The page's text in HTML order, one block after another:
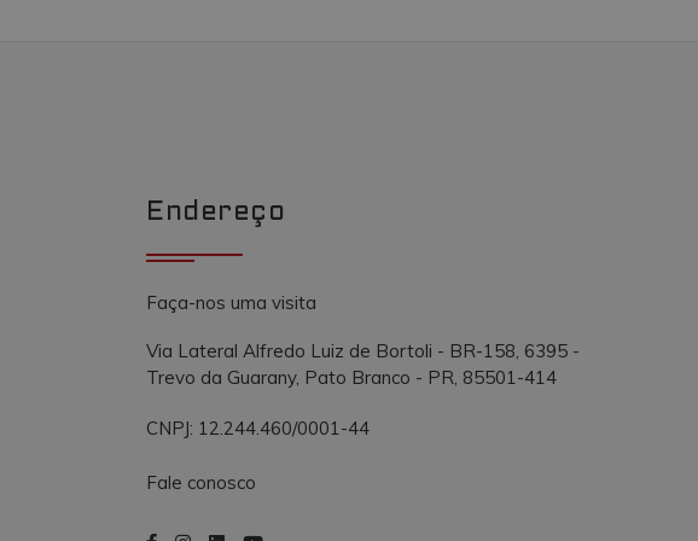
Endereço
Faça-nos uma visita
Via Lateral Alfredo Luiz de Bortoli - BR-158, 6395 -
Trevo da Guarany, Pato Branco - PR, 85501-414
CNPJ: 12.244.460/0001-44
Fale conosco